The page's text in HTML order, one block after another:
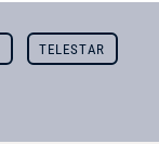
TELESTAR